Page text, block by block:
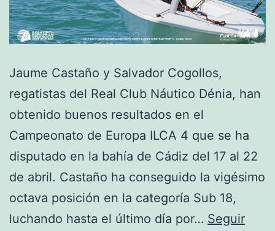
Jaume Castaño y Salvador Cogollos,
regatistas del Real Club Náutico Dénia, han
obtenido buenos resultados en el
Campeonato de Europa ILCA 4 que se ha
disputado en la bahía de Cádiz del 17 al 22
de abril. Castaño ha conseguido la vigésimo
octava posición en la categoría Sub 18,
luchando hasta el último día por… Seguir